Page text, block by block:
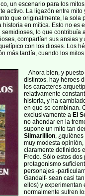
un escenario para los
activo. La ligazón entre mito
que originalmente, la sola
historia en mítica. Esto no es
lo que contribuía
compartían sus ansias y
con los dioses. Los
más tardía, cuando los
Ahora bien, y
distintos, hay héroes
los caracteres
relativamente
historia, y ha
en que se combinan.
exclusivamente a El
no ahondar en la
supone un mito tan
Silmarillion,
muy modesta
claramente definidos
Frodo. Sólo estos
protagonismo
personajes -
Gandalf- sean casi
ellos) y experimentan
normalmente sufren